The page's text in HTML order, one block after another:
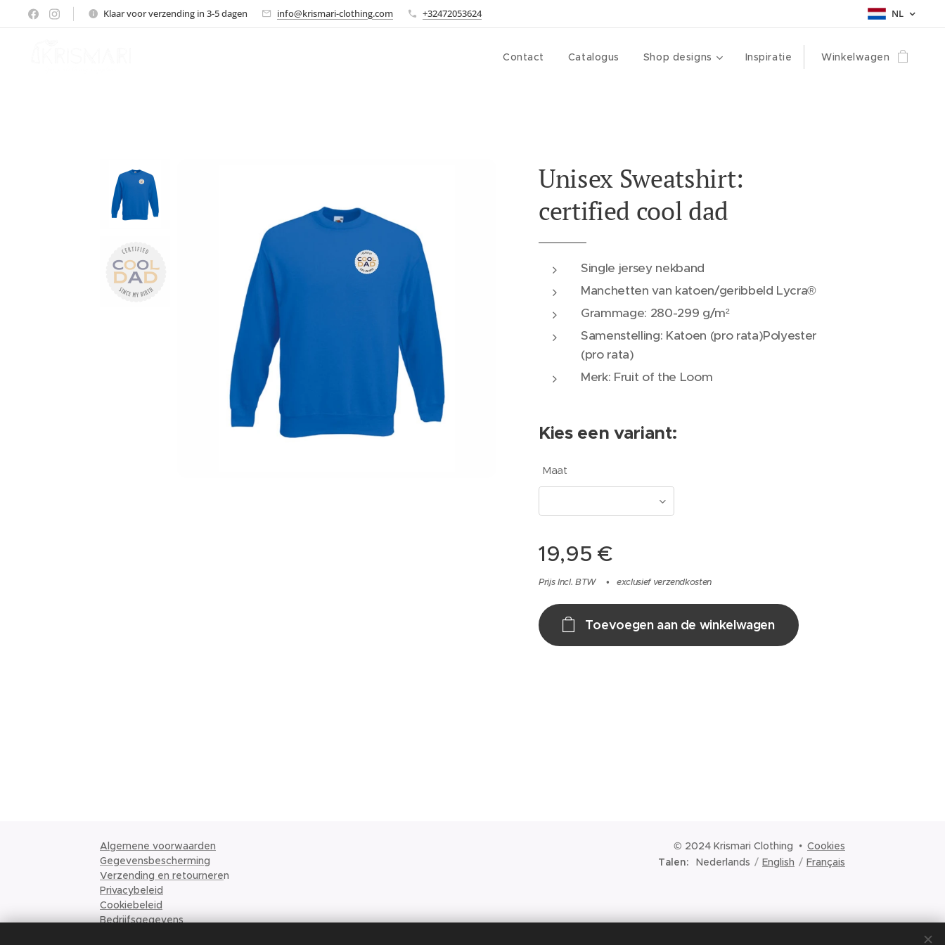
Klaar voor verzending in 3-5 dagen info@krismari-clothing.com +32472053624 NL
Contact Catalogus Shop designs Inspiratie Winkelwagen
Unisex Sweatshirt:
certified cool dad
Single jersey nekband
Manchetten van katoen/geribbeld Lycra®
Grammage: 280-299 g/m²
Samenstelling: Katoen (pro rata)Polyester
(pro rata)
Merk: Fruit of the Loom
Kies een variant:
Maat
19,95 €
Prijs Incl. BTW exclusief verzendkosten
Toevoegen aan de winkelwagen
Algemene voorwaarden
Gegevensbescherming
Verzending en retourneren
Privacybeleid
Cookiebeleid
Bedrijfsgegevens
© 2024 Krismari Clothing
Cookies
Talen
Nederlands English Français